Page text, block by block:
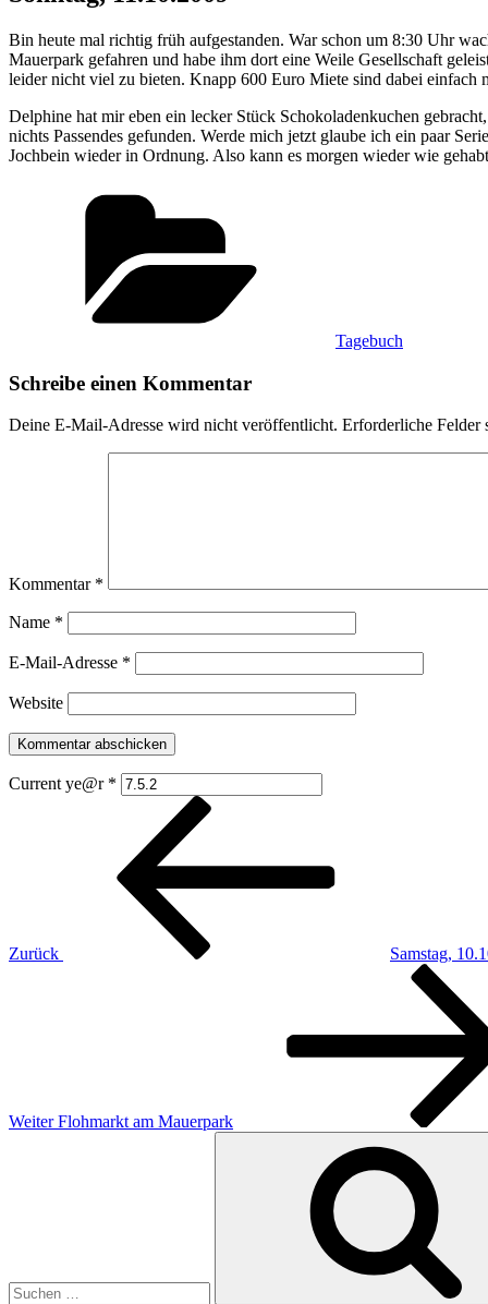
Bin heute mal richtig früh aufgestanden. War schon um 8:30 Uhr
Mauerpark gefahren und habe ihm dort eine Weile Gesellschaft
leider nicht viel zu bieten. Knapp 600 Euro Miete sind dabei einfach
Delphine hat mir eben ein lecker Stück Schokoladenkuchen
nichts Passendes gefunden. Werde mich jetzt glaube ich ein paar
Jochbein wieder in Ordnung. Also kann es morgen wieder wie
Tagebuch
Schreibe einen Kommentar
Deine E-Mail-Adresse wird nicht veröffentlicht. Erforderliche Felder
Kommentar *
Name *
E-Mail-Adresse *
Website
Current ye@r *
Beitragsnavigation
Zurück
Samstag,
Weiter Flohmarkt am Mauerpark